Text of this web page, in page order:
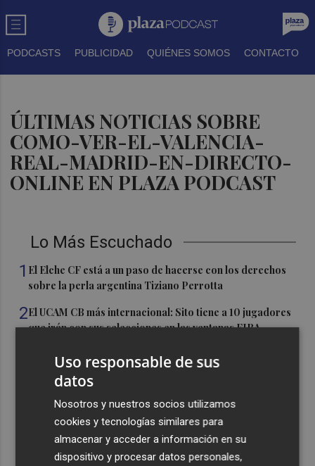
PODCASTS PUBLICIDAD QUIÉNES SOMOS CONTACTO
ÚLTIMAS NOTICIAS SOBRE
COMO-VER-EL-VALENCIA-
REAL-MADRID-EN-DIRECTO-
ONLINE EN PLAZA PODCAST
Lo Más Escuchado
1 El Elche CF está a un paso de hacerse con los derechos
sobre la perla argentina Tiziano Perrotta
2El UCAM CB más internacional: Sito tiene a 10 jugadores
que irán con sus selecciones en las ventanas FIBA
La Región de Murcia es la cuarta provincia que más
exporta a África: Marruecos, el primer destino
La Región de Murcia celebra la Semana de la Juventud
con cinco días de actividades
El coste de la vivienda: 1.338 € netos al mes, el salario
mínimo para poder comprar una vivienda en Castellón
Uso responsable de sus
datos
Nosotros y nuestros socios utilizamos
cookies y tecnologías similares para
almacenar y acceder a información en su
dispositivo y procesar datos personales,